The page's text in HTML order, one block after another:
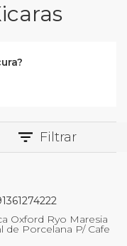
Filtrar
Oxford Ryo Maresia
de Porcelana P/ Cafe